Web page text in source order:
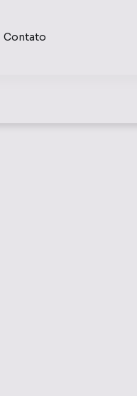
Contato